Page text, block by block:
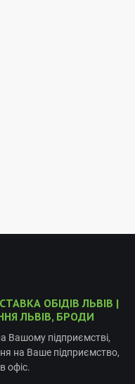
ОБІДІВ ЛЬВІВ |
ЛЬВІВ, БРОДИ
Вашому підприємстві,
на Ваше підприємство,
офіс.